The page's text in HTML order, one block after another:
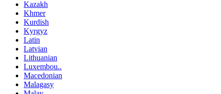
Kazakh
Khmer
Kurdish
Kyrgyz
Latin
Latvian
Lithuanian
Luxembou..
Macedonian
Malagasy